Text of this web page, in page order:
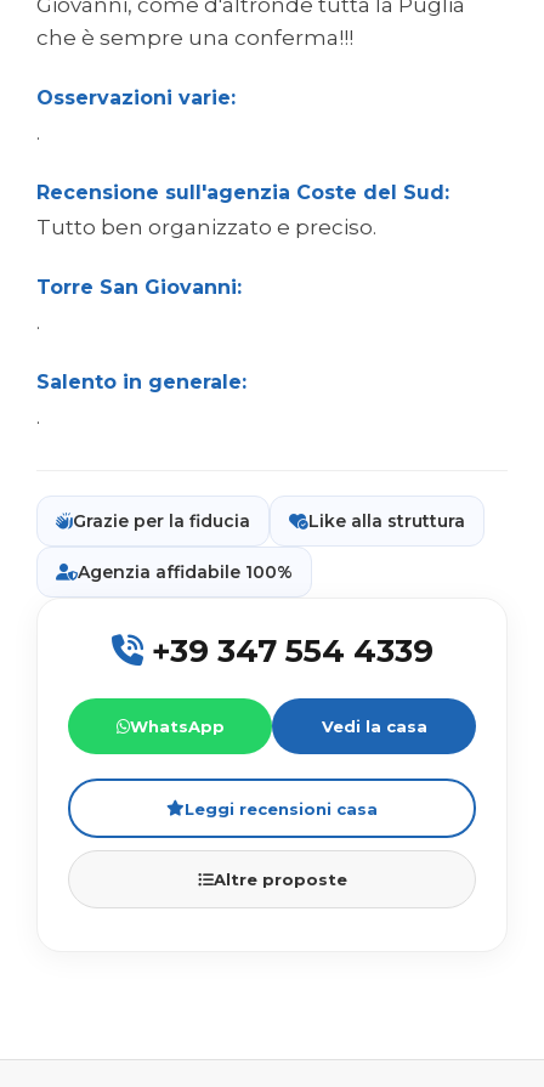
Giovanni, come d'altronde tutta la Puglia
che è sempre una conferma!!!
Osservazioni varie:
.
Recensione sull'agenzia Coste del Sud:
Tutto ben organizzato e preciso.
Torre San Giovanni:
.
Salento in generale:
.
Grazie per la fiducia Like alla struttura
Agenzia affidabile 100%
+39 347 554 4339
WhatsApp Vedi la casa
Leggi recensioni casa
Altre proposte